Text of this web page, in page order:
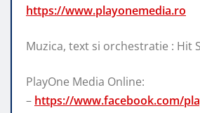
https://www.playonemedia.ro
Muzica, text si orchestratie : Hit
PlayOne Media Online:
– https://www.facebook.com/